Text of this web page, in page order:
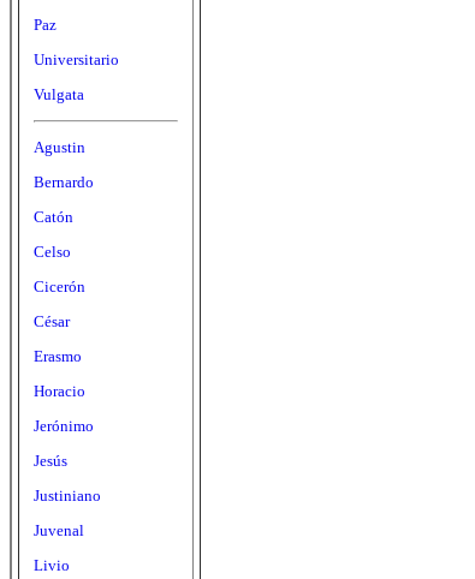
Paz
Universitario
Vulgata
Agustin
Bernardo
Catón
Celso
Cicerón
César
Erasmo
Horacio
Jerónimo
Jesús
Justiniano
Juvenal
Livio